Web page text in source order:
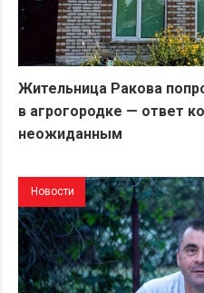
Жительница Ракова
в агрогородке — ответ
неожиданным
Новости